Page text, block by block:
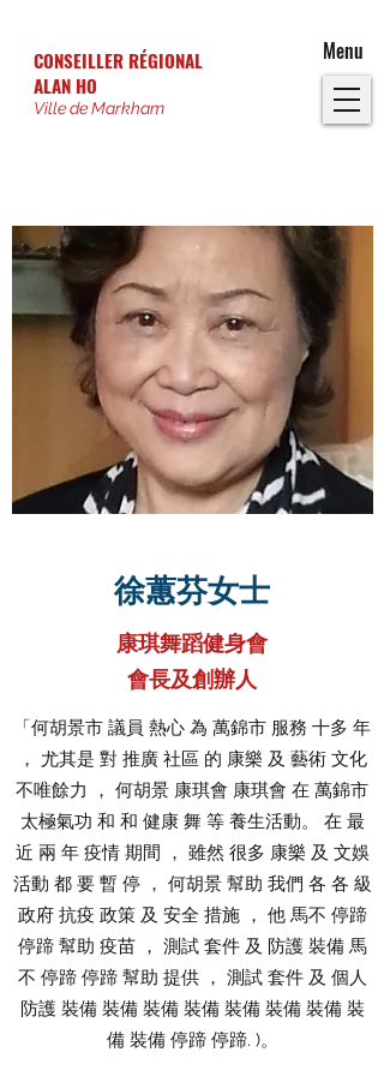
Ville de Markham
Menu
CONSEILLER RÉGIONAL
ALAN HO
徐蕙芬女士
康琪舞蹈健身會
會長及創辦人
「何胡景市 議員 熱心 為 萬錦市 服務 十多 年
， 尤其是 對 推廣 社區 的 康樂 及 藝術 文化
不唯餘力 ， 何胡景 康琪會 康琪會 在 萬錦市
太極氣功 和 和 健康 舞 等 養生活動。 在 最
近 兩 年 疫情 期間 ， 雖然 很多 康樂 及 文娛
活動 都 要 暫 停 ， 何胡景 幫助 我們 各 各 級
政府 抗疫 政策 及 安全 措施 ， 他 馬不 停蹄
停蹄 幫助 疫苗 ， 測試 套件 及 防護 裝備 馬
不 停蹄 停蹄 幫助 提供 ， 測試 套件 及 個人
防護 裝備 裝備 裝備 裝備 裝備 裝備 裝備 裝
備 裝備 停蹄 停蹄. )。